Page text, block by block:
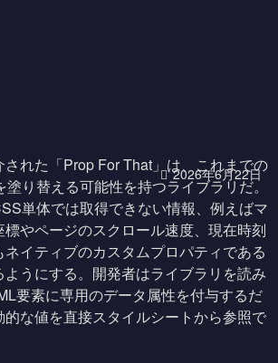
2026年6月22日
れた「Prop For That」は、これまでの
り替える可能性を持つライブラリだ。
単体では取得できない情報、例えばマ
標やページのスクロール速度、現在時刻
イティブのカスタムプロパティである
うにする。開発者はライブラリを読み
要素に専用のデータ属性を付与するだ
な値を直接スタイルシートから参照で